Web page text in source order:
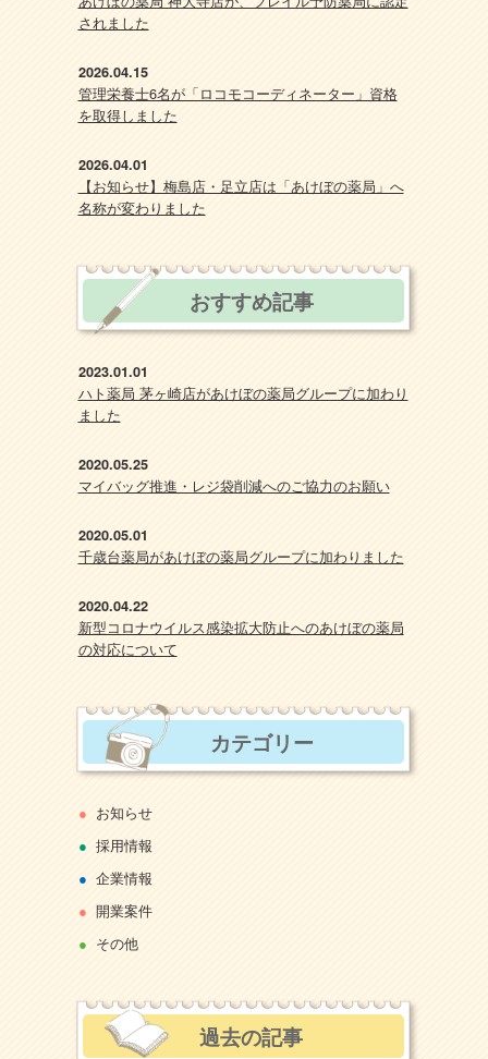
されました
2026.04.15
管理栄養士6名が「ロコモコーディネーター」資格
を取得しました
2026.04.01
【お知らせ】梅島店・足立店は「あけぼの薬局」へ
名称が変わりました
おすすめ記事
2023.01.01
ハト薬局 茅ヶ崎店があけぼの薬局グループに加わり
ました
2020.05.25
マイバッグ推進・レジ袋削減へのご協力のお願い
2020.05.01
千歳台薬局があけぼの薬局グループに加わりました
2020.04.22
新型コロナウイルス感染拡大防止へのあけぼの薬局
の対応について
カテゴリー
お知らせ
採用情報
企業情報
開業案件
その他
過去の記事